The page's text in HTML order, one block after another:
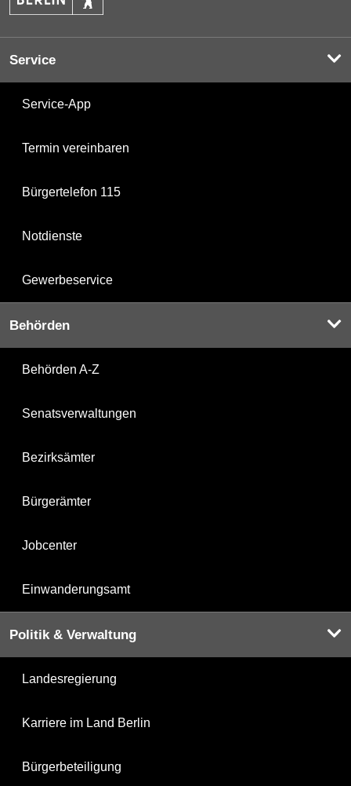
Service
Service-App
Termin vereinbaren
Bürgertelefon 115
Notdienste
Gewerbeservice
Behörden
Behörden A-Z
Senatsverwaltungen
Bezirksämter
Bürgerämter
Jobcenter
Einwanderungsamt
Politik & Verwaltung
Landesregierung
Karriere im Land Berlin
Bürgerbeteiligung